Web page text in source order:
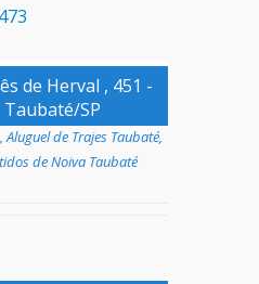
de Herval , 451 -
SP
,Aluguel de Trajes Taubaté,
de Noiva Taubaté